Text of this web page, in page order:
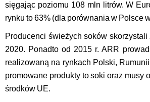
sięgając poziomu 108 mln litrów. W
rynku to 63% (dla porównania w Polsce
Producenci świeżych soków
2020. Ponadto od 2015 r. ARR
realizowaną na rynkach Polski,
promowane produkty to soki oraz musy
środków UE.